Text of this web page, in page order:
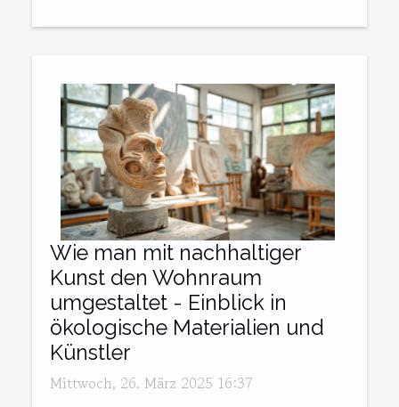
Wie man mit nachhaltiger
Kunst den Wohnraum
umgestaltet - Einblick in
ökologische Materialien und
Künstler
Mittwoch, 26. März 2025 16:37